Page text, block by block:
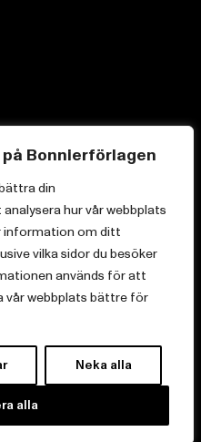
Bonnierförlagen
din
hur vår webbplats
information om ditt
vilka sidor du besöker
används för att
vår webbplats bättre för
Neka alla
alla